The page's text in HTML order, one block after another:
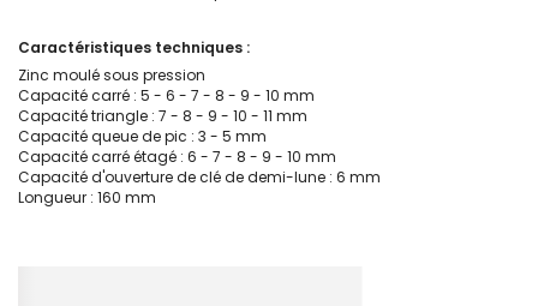
Caractéristiques techniques :
Zinc moulé sous pression
Capacité carré : 5 - 6 - 7 - 8 - 9 - 10 mm
Capacité triangle : 7 - 8 - 9 - 10 - 11 mm
Capacité queue de pic : 3 - 5 mm
Capacité carré étagé : 6 - 7 - 8 - 9 - 10 mm
Capacité d'ouverture de clé de demi-lune : 6 mm
Longueur : 160 mm